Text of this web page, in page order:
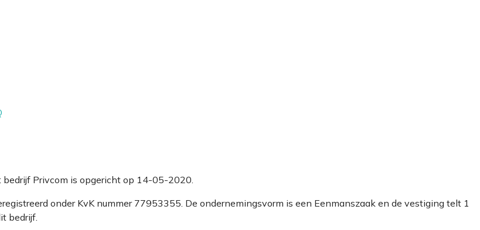
bedrijf Privcom is opgericht op 14-05-2020.
onder KvK nummer 77953355. De ondernemingsvorm is een Eenmanszaak en de vestiging telt 1
bedrijf.